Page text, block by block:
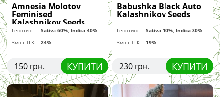
Amnesia Molotov
Feminised
Kalashnikov Seeds
Генотип:
Sativa 60%, Indica 40%
Зміст ТГК:
24%
150 грн. КУПИТИ
Babushka Black Auto
Kalashnikov Seeds
Генотип:
Sativa 10%, Indica 80%
Зміст ТГК:
19%
230 грн. КУПИТИ